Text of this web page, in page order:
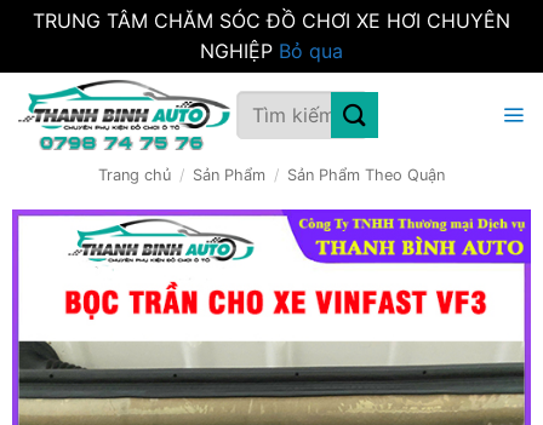
TRUNG TÂM CHĂM SÓC ĐỒ CHƠI XE HƠI CHUYÊN
NGHIỆP Bỏ qua
qua
Tìm
kiếm:
Trang chủ / Sản Phẩm / Sản Phẩm Theo Quận